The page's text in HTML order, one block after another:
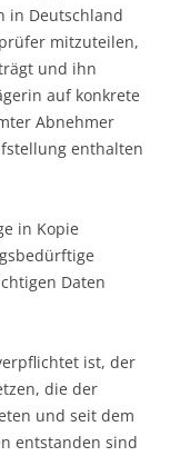
in Deutschland
mitzuteilen,
und ihn
auf konkrete
Abnehmer
enthalten
in Kopie
Daten
ist, der
die der
und seit dem
entstanden sind